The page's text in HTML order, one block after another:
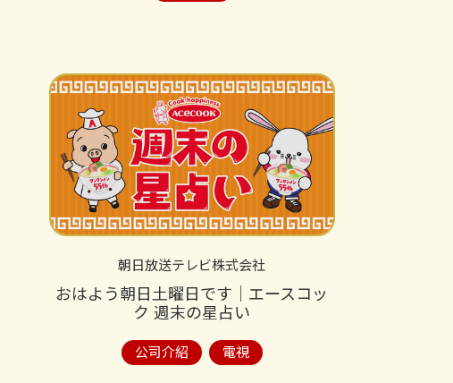
朝日放送テレビ株式会社
おはよう朝日土曜日です│エースコッ
ク 週末の星占い
公司介紹 電視